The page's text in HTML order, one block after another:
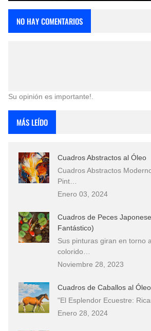
NO HAY COMENTARIOS
Su opinión es importante!.
MÁS LEÍDO
Cuadros Abstractos al Óleo
Cuadros Abstractos
Pint…
Enero 03, 2024
Cuadros de Peces
Fantástico)
Sus pinturas giran en torno
colorido…
Noviembre 28, 2023
Cuadros de Caballos al
"El Esplendor Ecuestre:
Enero 28, 2024